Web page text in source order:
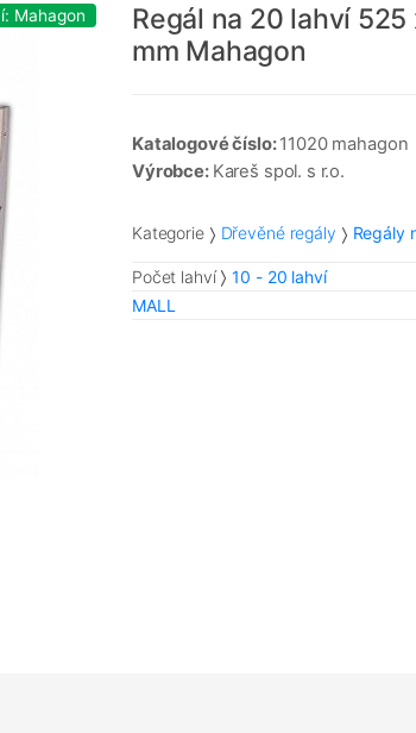
Mahagon
Regál na 20 lahví
mm Mahagon
Katalogové číslo:11020 mahagon
Výrobce: Kareš spol. s r.o.
Kategorie Dřevěné regály Regály
Počet lahví
10 - 20 lahví
MALL